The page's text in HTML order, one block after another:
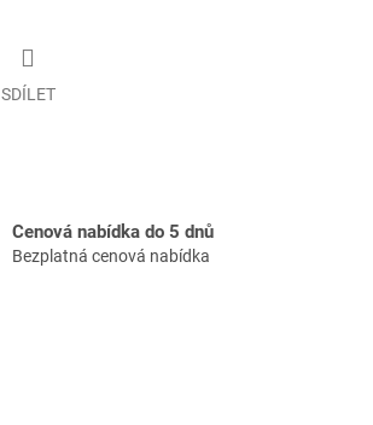
SDÍLET
Cenová nabídka do 5 dnů
Bezplatná cenová nabídka